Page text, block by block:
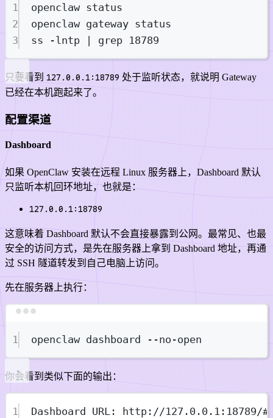
1 openclaw status
2
openclaw gateway status
3
ss -lntp | grep 18789
只要看到 127.0.0.1:18789 处于监听状态，就说明 Gateway
已经在本机跑起来了。
配置渠道
Dashboard
如果 OpenClaw 安装在远程 Linux 服务器上，Dashboard 默认
只监听本机回环地址，也就是：
127.0.0.1:18789
这意味着 Dashboard 默认不会直接暴露到公网。最常见、也最
安全的访问方式，是先在服务器上拿到 Dashboard 地址，再通
过 SSH 隧道转发到自己电脑上访问。
先在服务器上执行：
1 openclaw dashboard --no-open
你会看到类似下面的输出：
1 Dashboard URL: http://127.0.0.1:18789/